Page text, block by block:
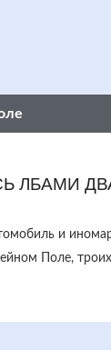
ЛБАМИ
и
Поле,